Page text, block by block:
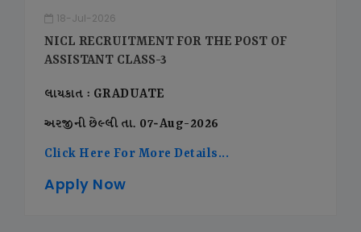
18-Jul-2026
NICL RECRUITMENT FOR THE POST OF
ASSISTANT CLASS-3
લાયકાત : GRADUATE
અરજીની છેલ્લી તા. 07-Aug-2026
Click Here For More Details...
Apply Now